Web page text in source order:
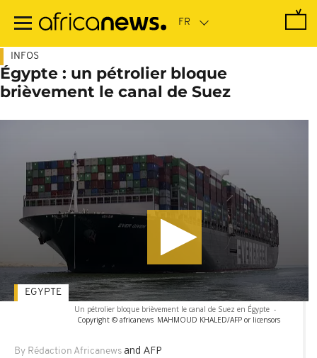
contenu
INFOS
Égypte : un pétrolier bloque
brièvement le canal de Suez
Un pétrolier bloque brièvement le canal de Suez en Égypte -
Copyright © africanews MAHMOUD KHALED/AFP or licensors
By Rédaction Africanews and AFP
EGYPTE